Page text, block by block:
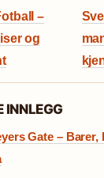
–
og
INNLEGG
Gate –